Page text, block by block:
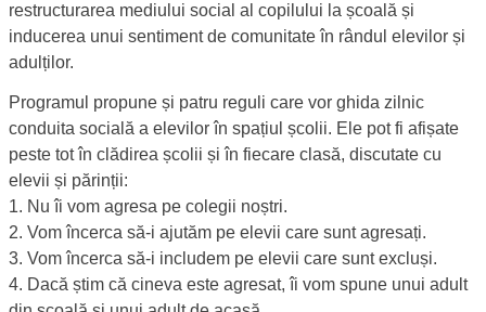
restructurarea mediului social al copilului la școală și
inducerea unui sentiment de comunitate în rândul elevilor și
adulților.
Programul propune și patru reguli care vor ghida zilnic
conduita socială a elevilor în spațiul școlii. Ele pot fi afișate
peste tot în clădirea școlii și în fiecare clasă, discutate cu
elevii și părinții:
Nu îi vom agresa pe colegii noștri.
Vom încerca să-i ajutăm pe elevii care sunt agresați.
Vom încerca să-i includem pe elevii care sunt excluși.
Dacă știm că cineva este agresat, îi vom spune unui adult